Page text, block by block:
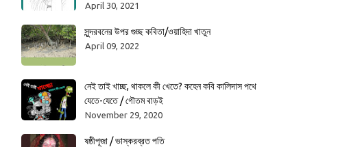
April 30, 2021
সুন্দরবনের উপর গুচ্ছ কবিতা/ওয়াহিদা খাতুন
April 09, 2022
নেই তাই খাচ্ছ, থাকলে কী খেতে? কহেন কবি কালিদাস পথে
যেতে-যেতে / গৌতম বাড়ই
November 29, 2020
ষষ্ঠীপূজা / ভাস্করব্রত পতি